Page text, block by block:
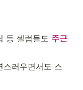
등 셀럽들도 주근
스러우면서도 스